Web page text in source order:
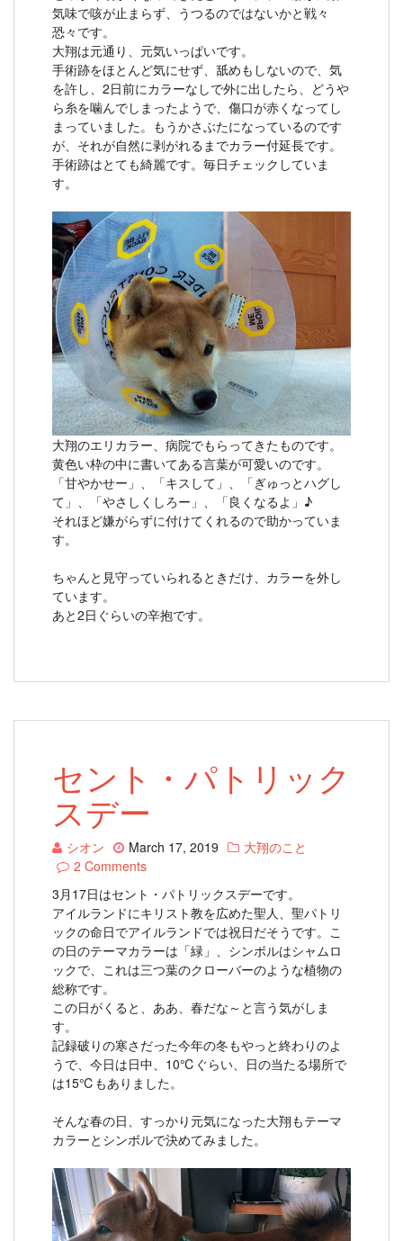
気味で咳が止まらず、うつるのではないかと戦々
恐々です。
大翔は元通り、元気いっぱいです。
手術跡をほとんど気にせず、舐めもしないので、気
を許し、2日前にカラーなしで外に出したら、どうや
ら糸を噛んでしまったようで、傷口が赤くなってし
まっていました。もうかさぶたになっているのです
が、それが自然に剥がれるまでカラー付延長です。
手術跡はとても綺麗です。毎日チェックしていま
す。
大翔のエリカラー、病院でもらってきたものです。
黄色い枠の中に書いてある言葉が可愛いのです。
「甘やかせー」、「キスして」、「ぎゅっとハグし
て」、「やさしくしろー」、「良くなるよ」♪
それほど嫌がらずに付けてくれるので助かっていま
す。
ちゃんと見守っていられるときだけ、カラーを外し
ています。
あと2日ぐらいの辛抱です。
セント・パトリック
スデー
シオン March 17, 2019
大翔のこと
2 Comments
3月17日はセント・パトリックスデーです。
アイルランドにキリスト教を広めた聖人、聖パトリ
ックの命日でアイルランドでは祝日だそうです。こ
の日のテーマカラーは「緑」、シンボルはシャムロ
ックで、これは三つ葉のクローバーのような植物の
総称です。
この日がくると、ああ、春だな～と言う気がしま
す。
記録破りの寒さだった今年の冬もやっと終わりのよ
うで、今日は日中、10℃ぐらい、日の当たる場所で
は15℃もありました。
そんな春の日、すっかり元気になった大翔もテーマ
カラーとシンボルで決めてみました。